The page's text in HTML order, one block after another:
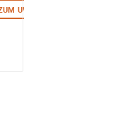
UVP